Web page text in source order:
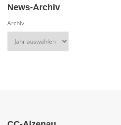
News-Archiv
Archiv